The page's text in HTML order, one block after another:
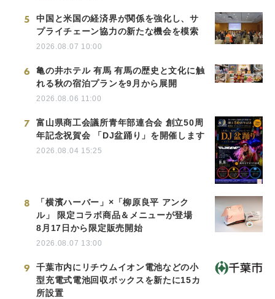
5
中国と米国の経済界が関係を強化し、サ
プライチェーン協力の新たな機会を模索
2026.08.07 10:00
6
亀の井ホテル 有馬 有馬の歴史と文化に触
れる秋の宿泊プランを9月から展開
2026.08.06 11:00
7
富山県商工会議所青年部連合会 創立50周
年記念祝賀会 「DJ盆踊り」を開催します
2026.08.04 15:25
8
「横濱ハーバー」×「柳原良平 アンク
ル」 限定コラボ商品＆メニューが登場
8月17日から限定販売開始
2026.08.07 13:00
9
千葉市内にリチウムイオン電池などの小
型充電式電池回収ボックスを新たに15カ
所設置